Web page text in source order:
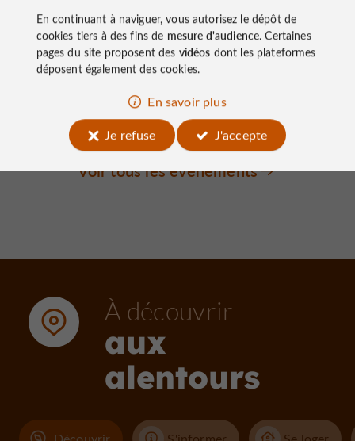
Cartouche & Cravate : soirée
Concerts
Malemort-sur-Corrèze
27/08/2026
Voir tous les événements
À découvrir
aux
alentours
En continuant à naviguer, vous autorisez le dépôt de
cookies tiers à des fins de mesure d'audience. Certaines
pages du site proposent des vidéos dont les plateformes
déposent également des cookies.
En savoir plus
Je refuse
J'accepte